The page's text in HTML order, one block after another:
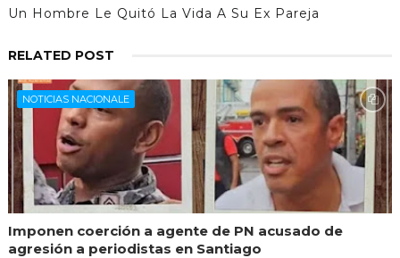
Un Hombre Le Quitó La Vida A Su Ex Pareja
RELATED POST
NOTICIAS NACIONALE
Imponen coerción a agente de PN acusado de
agresión a periodistas en Santiago